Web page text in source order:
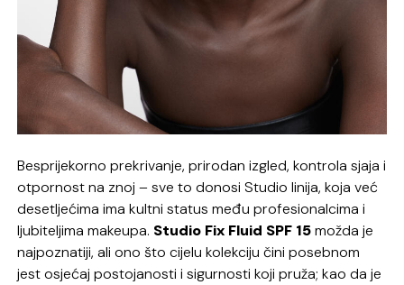
Besprijekorno prekrivanje, prirodan izgled, kontrola sjaja i
otpornost na znoj – sve to donosi Studio linija, koja već
desetljećima ima kultni status među profesionalcima i
ljubiteljima makeupa. Studio Fix Fluid SPF 15možda je
najpoznatiji, ali ono što cijelu kolekciju čini posebnom
jest osjećaj postojanosti i sigurnosti koji pruža; kao da je